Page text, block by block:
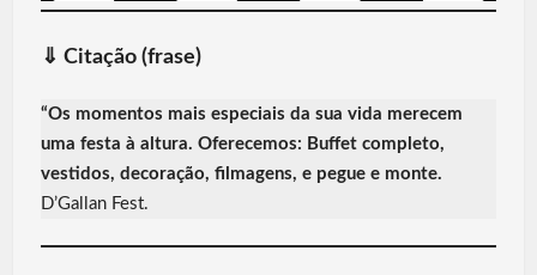
⇓ Citação (frase)
“Os momentos mais especiais da sua vida merecem
uma festa à altura. Oferecemos: Buffet completo,
vestidos, decoração, filmagens, e pegue e monte.
D’Gallan Fest.